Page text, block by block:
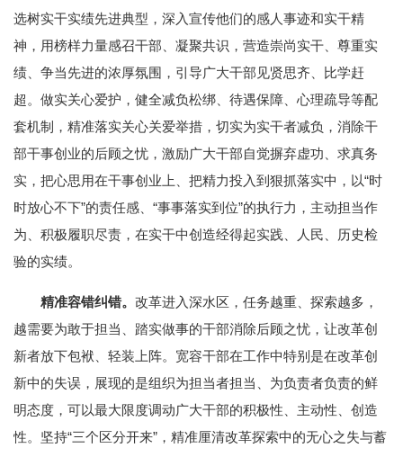
选树实干实绩先进典型，深入宣传他们的感人事迹和实干精
神，用榜样力量感召干部、凝聚共识，营造崇尚实干、尊重实
绩、争当先进的浓厚氛围，引导广大干部见贤思齐、比学赶
超。做实关心爱护，健全减负松绑、待遇保障、心理疏导等配
套机制，精准落实关心关爱举措，切实为实干者减负，消除干
部干事创业的后顾之忧，激励广大干部自觉摒弃虚功、求真务
实，把心思用在干事创业上、把精力投入到狠抓落实中，以“时
时放心不下”的责任感、“事事落实到位”的执行力，主动担当作
为、积极履职尽责，在实干中创造经得起实践、人民、历史检
验的实绩。
精准容错纠错。 改革进入深水区，任务越重、探索越多，
越需要为敢于担当、踏实做事的干部消除后顾之忧，让改革创
新者放下包袱、轻装上阵。宽容干部在工作中特别是在改革创
新中的失误，展现的是组织为担当者担当、为负责者负责的鲜
明态度，可以最大限度调动广大干部的积极性、主动性、创造
性。坚持“三个区分开来”，精准厘清改革探索中的无心之失与蓄